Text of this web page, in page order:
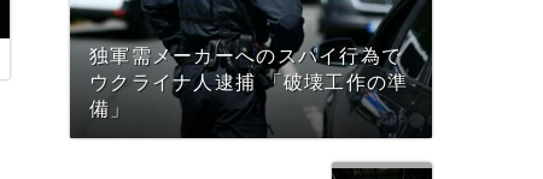
独軍需メーカーへのスパイ行為で
ウクライナ人逮捕 「破壊工作の準
備」